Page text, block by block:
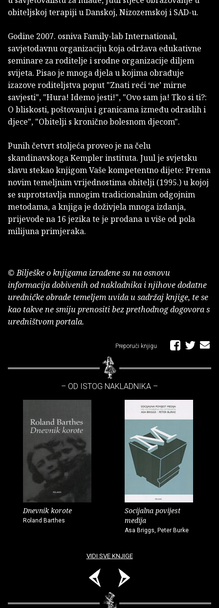
obiteljskoj terapiji u Danskoj, Nizozemskoj i SAD-u.
Godine 2007. osniva Family-lab International,
savjetodavnu organizaciju koja održava edukativne
seminare za roditelje i srodne organizacije diljem
svijeta. Pisao je mnoga djela u kojima obrađuje
izazove roditeljstva poput "Znati reći ‘ne’ mirne
savjesti", "Hura! Idemo jesti!", "Ovo sam ja! Tko si ti?:
O bliskosti, poštovanju i granicama između odraslih i
djece", "Obitelji s kronično bolesnom djecom".
Punih četvrt stoljeća proveo je na čelu
skandinavskoga Kempler instituta. Juul je svjetsku
slavu stekao knjigom Vaše kompetentno dijete: Prema
novim temeljnim vrijednostima obitelji (1995.) u kojoj
se suprotstavlja mnogim tradicionalnim odgojnim
metodama, a knjiga je doživjela mnoga izdanja,
prijevode na 16 jezika te je prodana u više od pola
milijuna primjeraka.
© Bilješke o knjigama izrađene su na osnovu
informacija dobivenih od nakladnika i njihove dodatne
uredničke obrade temeljem uvida u sadržaj knjige, te se
kao takve ne smiju prenositi bez prethodnog dogovora s
uredništvom portala.
Preporuči knjigu
– OD ISTOG NAKLADNIKA –
Dnevnik korote
Roland Barthes
Socijalna povijest
medija
Asa Briggs, Peter Burke
VIDI SVE KNJIGE